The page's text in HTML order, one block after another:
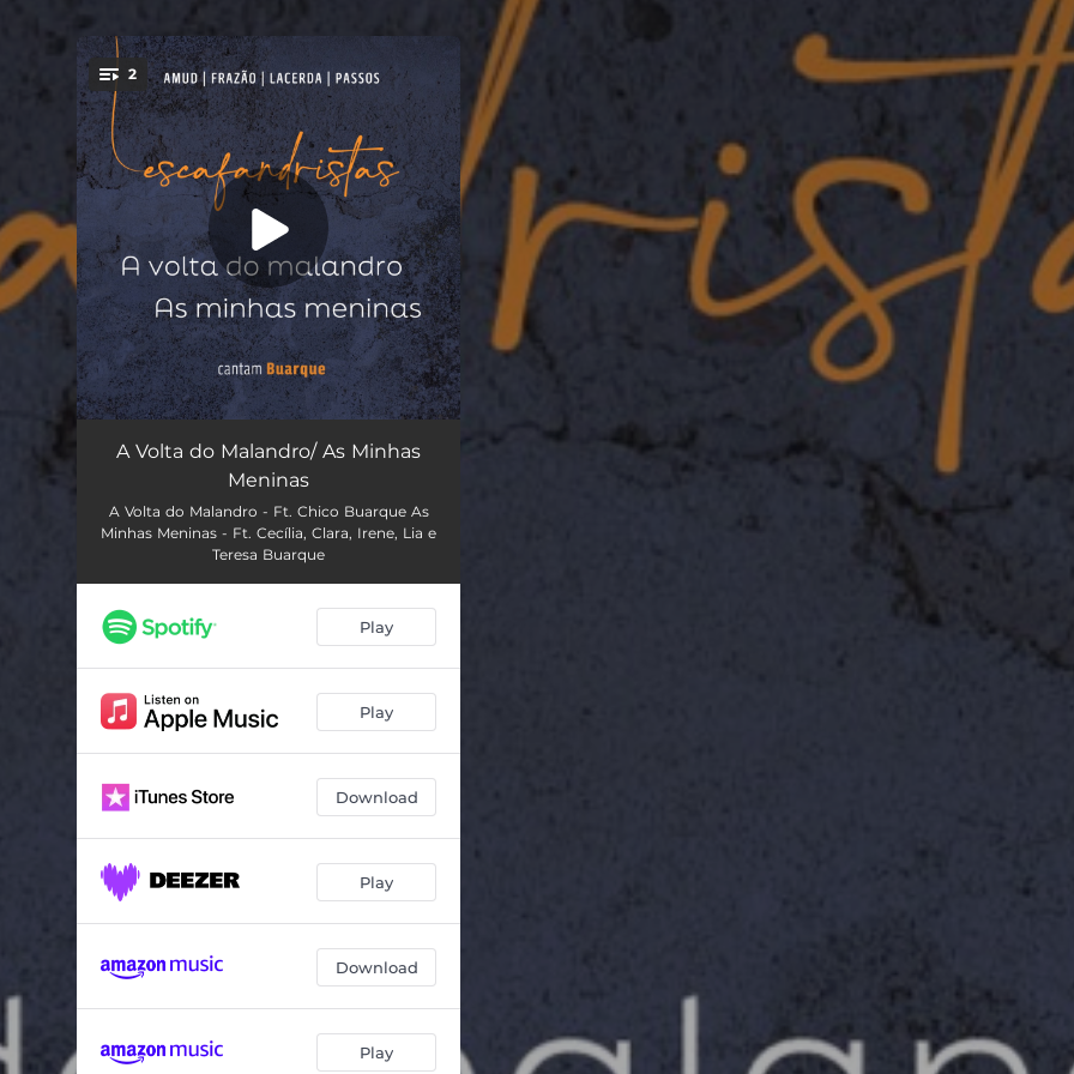
You're all set!
2
A Volta do Malandro (feat. Chico Buarque, Thiago Amud, Alice Passos, Luisa Lacerda & Renato Frazão) 04:11
A Volta do Malandro/ As Minhas
Meninas
A Volta do Malandro - Ft. Chico Buarque As
Minhas Meninas - Ft. Cecília, Clara, Irene, Lia e
Teresa Buarque
Play
Play
Download
Play
Download
Play